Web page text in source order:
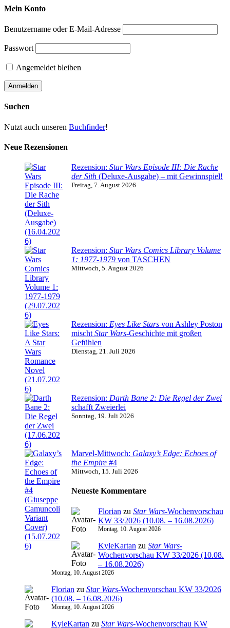
Mein Konto
Benutzername oder E-Mail-Adresse
Passwort
Angemeldet bleiben
Suchen
Nutzt auch unseren Buchfinder!
Neue Rezensionen
Rezension: Star Wars Episode III: Die Rache
der Sith (Deluxe-Ausgabe) – mit Gewinnspiel!
Freitag, 7. August 2026
Rezension: Star Wars Comics Library Volume
1: 1977-1979 von TASCHEN
Mittwoch, 5. August 2026
Rezension: Eyes Like Stars von Ashley Poston
mischt Star Wars-Geschichte mit großen
Gefühlen
Dienstag, 21. Juli 2026
Rezension: Darth Bane 2: Die Regel der Zwei
schafft Zweierlei
Sonntag, 19. Juli 2026
Marvel-Mittwoch: Galaxy’s Edge: Echoes of
the Empire #4
Mittwoch, 15. Juli 2026
Neueste Kommentare
Florian zu Star Wars-Wochenvorschau
KW 33/2026 (10.08. – 16.08.2026)
Montag, 10. August 2026
KyleKartan zu Star Wars-
Wochenvorschau KW 33/2026 (10.08.
– 16.08.2026)
Montag, 10. August 2026
Florian zu Star Wars-Wochenvorschau KW 33/2026
(10.08. – 16.08.2026)
Montag, 10. August 2026
KyleKartan zu Star Wars-Wochenvorschau KW